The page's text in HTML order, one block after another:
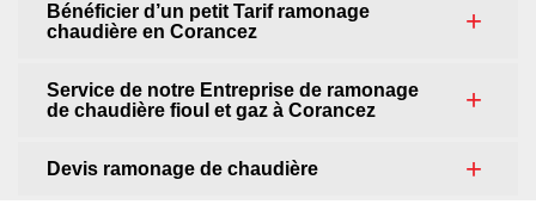
Bénéficier d’un petit Tarif ramonage
chaudière en Corancez
Service de notre Entreprise de ramonage
de chaudière fioul et gaz à Corancez
Devis ramonage de chaudière